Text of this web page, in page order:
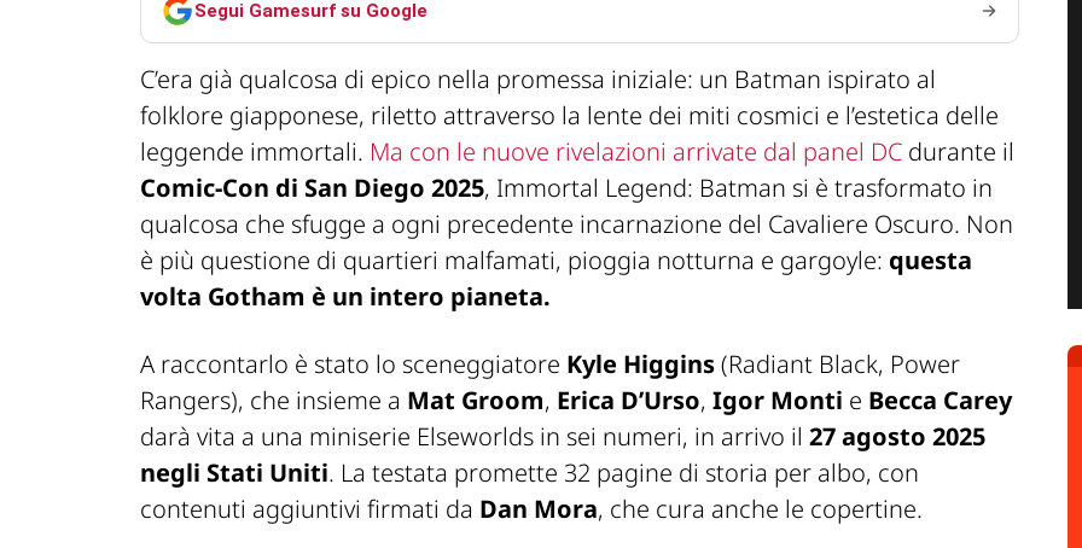
Segui Gamesurf su Google
C’era già qualcosa di epico nella promessa iniziale: un Batman ispirato al
folklore giapponese, riletto attraverso la lente dei miti cosmici e l’estetica delle
leggende immortali. Ma con le nuove rivelazioni arrivate dal panel DC durante il
Comic-Con di San Diego 2025, Immortal Legend: Batman si è trasformato in
qualcosa che sfugge a ogni precedente incarnazione del Cavaliere Oscuro. Non
è più questione di quartieri malfamati, pioggia notturna e gargoyle: questa
volta Gotham è un intero pianeta.
A raccontarlo è stato lo sceneggiatore Kyle Higgins(Radiant Black, Power
Rangers), che insieme a Mat Groom, Erica D’Urso, Igor Monti e Becca Carey
darà vita a una miniserie Elseworlds in sei numeri, in arrivo il 27 agosto 2025
negli Stati Uniti. La testata promette 32 pagine di storia per albo, con
contenuti aggiuntivi firmati da Dan Mora, che cura anche le copertine.